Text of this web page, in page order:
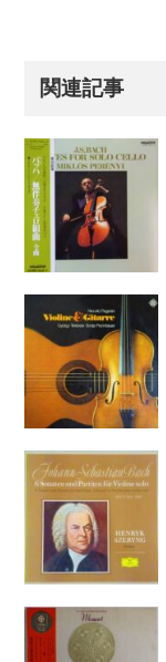
関連記事